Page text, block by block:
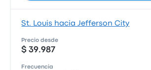
St. Louis hacia Jefferson City
Precio desde
$ 39.987
Frecuencia